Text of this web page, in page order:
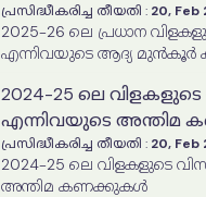
പ്രസിദ്ധീകരിച്ച തീയതി : 20, Feb
2025-26 ലെ പ്രധാന
എന്നിവയുടെ ആദ്യ മുൻകൂർ
2024-25 ലെ
എന്നിവയുടെ
പ്രസിദ്ധീകരിച്ച തീയതി : 20, Feb
2024-25 ലെ വിളകളുടെ
അന്തിമ കണക്കുകൾ